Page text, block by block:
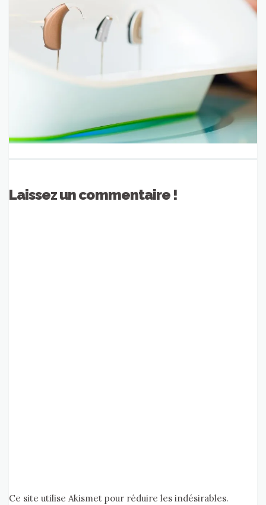
Laissez un commentaire !
Ce site utilise Akismet pour réduire les indésirables.